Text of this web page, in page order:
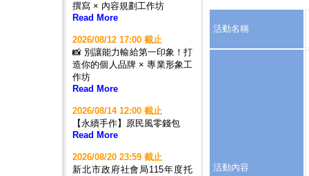
撰寫 × 內容規劃工作坊
Read More
2026/08/12 17:00 截止
📸 別讓能力輸給第一印象！打
造你的個人品牌 × 專業形象工
作坊
Read More
2026/08/14 12:00 截止
【永續手作】原民風零錢包
Read More
2026/08/20 23:59 截止
新北市政府社會局115年度托
活動名稱
活動內容